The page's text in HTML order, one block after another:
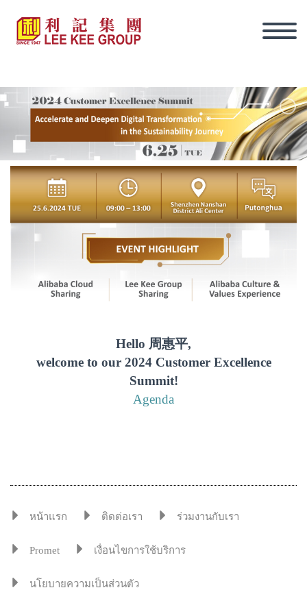
ภาษาไทย
Hello 周惠平,
welcome to our 2024 Customer Excellence
Summit!
Agenda
หน้าแรก ติดต่อเรา ร่วมงานกับเรา
Promet เงื่อนไขการใช้บริการ
นโยบายความเป็นส่วนตัว